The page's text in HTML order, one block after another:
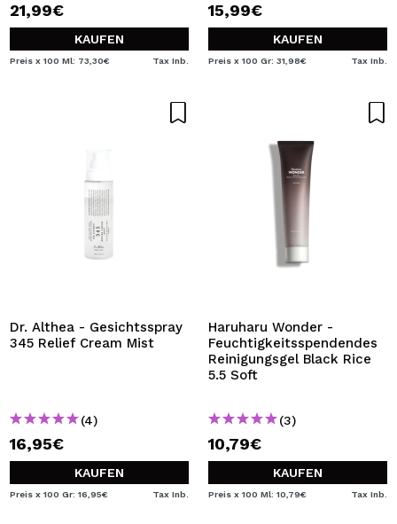
21,99€
KAUFEN
Preis x 100 Ml: 73,30€ Tax Inb.
15,99€
KAUFEN
Preis x 100 Gr: 31,98€ Tax Inb.
Dr. Althea - Gesichtsspray
345 Relief Cream Mist
(4)
16,95€
KAUFEN
Preis x 100 Gr: 16,95€ Tax Inb.
Haruharu Wonder -
Feuchtigkeitsspendendes
Reinigungsgel Black Rice
5.5 Soft
(3)
10,79€
KAUFEN
Preis x 100 Ml: 10,79€ Tax Inb.